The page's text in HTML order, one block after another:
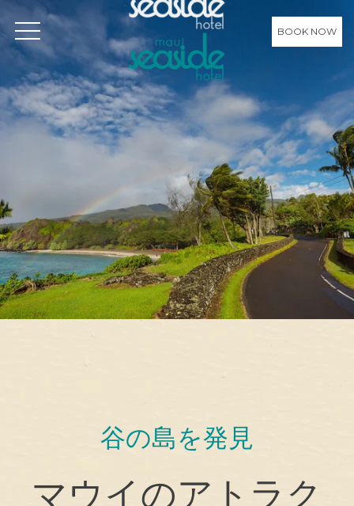
OPEN MENU BOOK NOW
谷の島を発見
マウイのアトラク